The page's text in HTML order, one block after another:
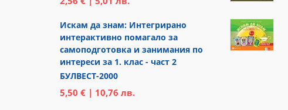
Искам да знам: Интегрирано
интерактивно помагало за
самоподготовка и занимания по
интереси за 1. клас - част 2
БУЛВЕСТ-2000
5,50 € | 10,76 лв.